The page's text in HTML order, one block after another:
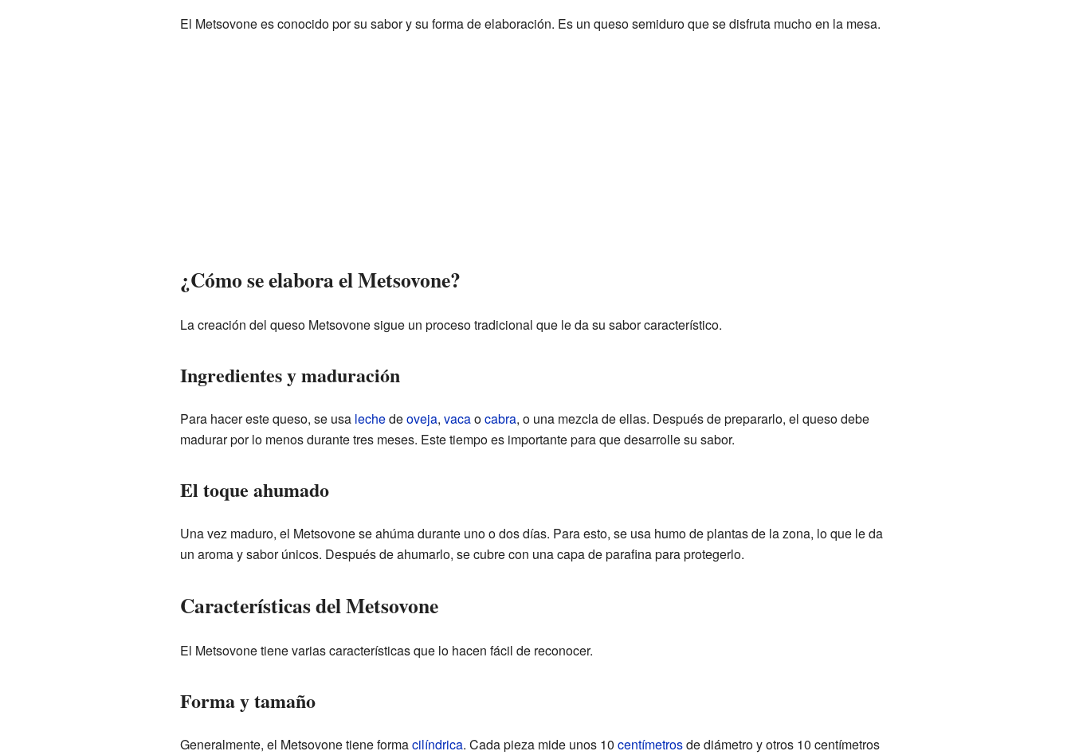
El Metsovone es conocido por su sabor y su forma de elaboración. Es un queso semiduro que se disfruta mucho en la mesa.
¿Cómo se elabora el Metsovone?
La creación del queso Metsovone sigue un proceso tradicional que le da su sabor característico.
Ingredientes y maduración
Para hacer este queso, se usa lechedeoveja, vacaocabra, o una mezcla de ellas. Después de prepararlo, el queso debe
madurar por lo menos durante tres meses. Este tiempo es importante para que desarrolle su sabor.
El toque ahumado
Una vez maduro, el Metsovone se ahúma durante uno o dos días. Para esto, se usa humo de plantas de la zona, lo que le da
un aroma y sabor únicos. Después de ahumarlo, se cubre con una capa de parafina para protegerlo.
Características del Metsovone
El Metsovone tiene varias características que lo hacen fácil de reconocer.
Forma y tamaño
Generalmente, el Metsovone tiene formacilíndrica. Cada pieza mide unos 10 centímetrosde diámetro y otros 10 centímetros